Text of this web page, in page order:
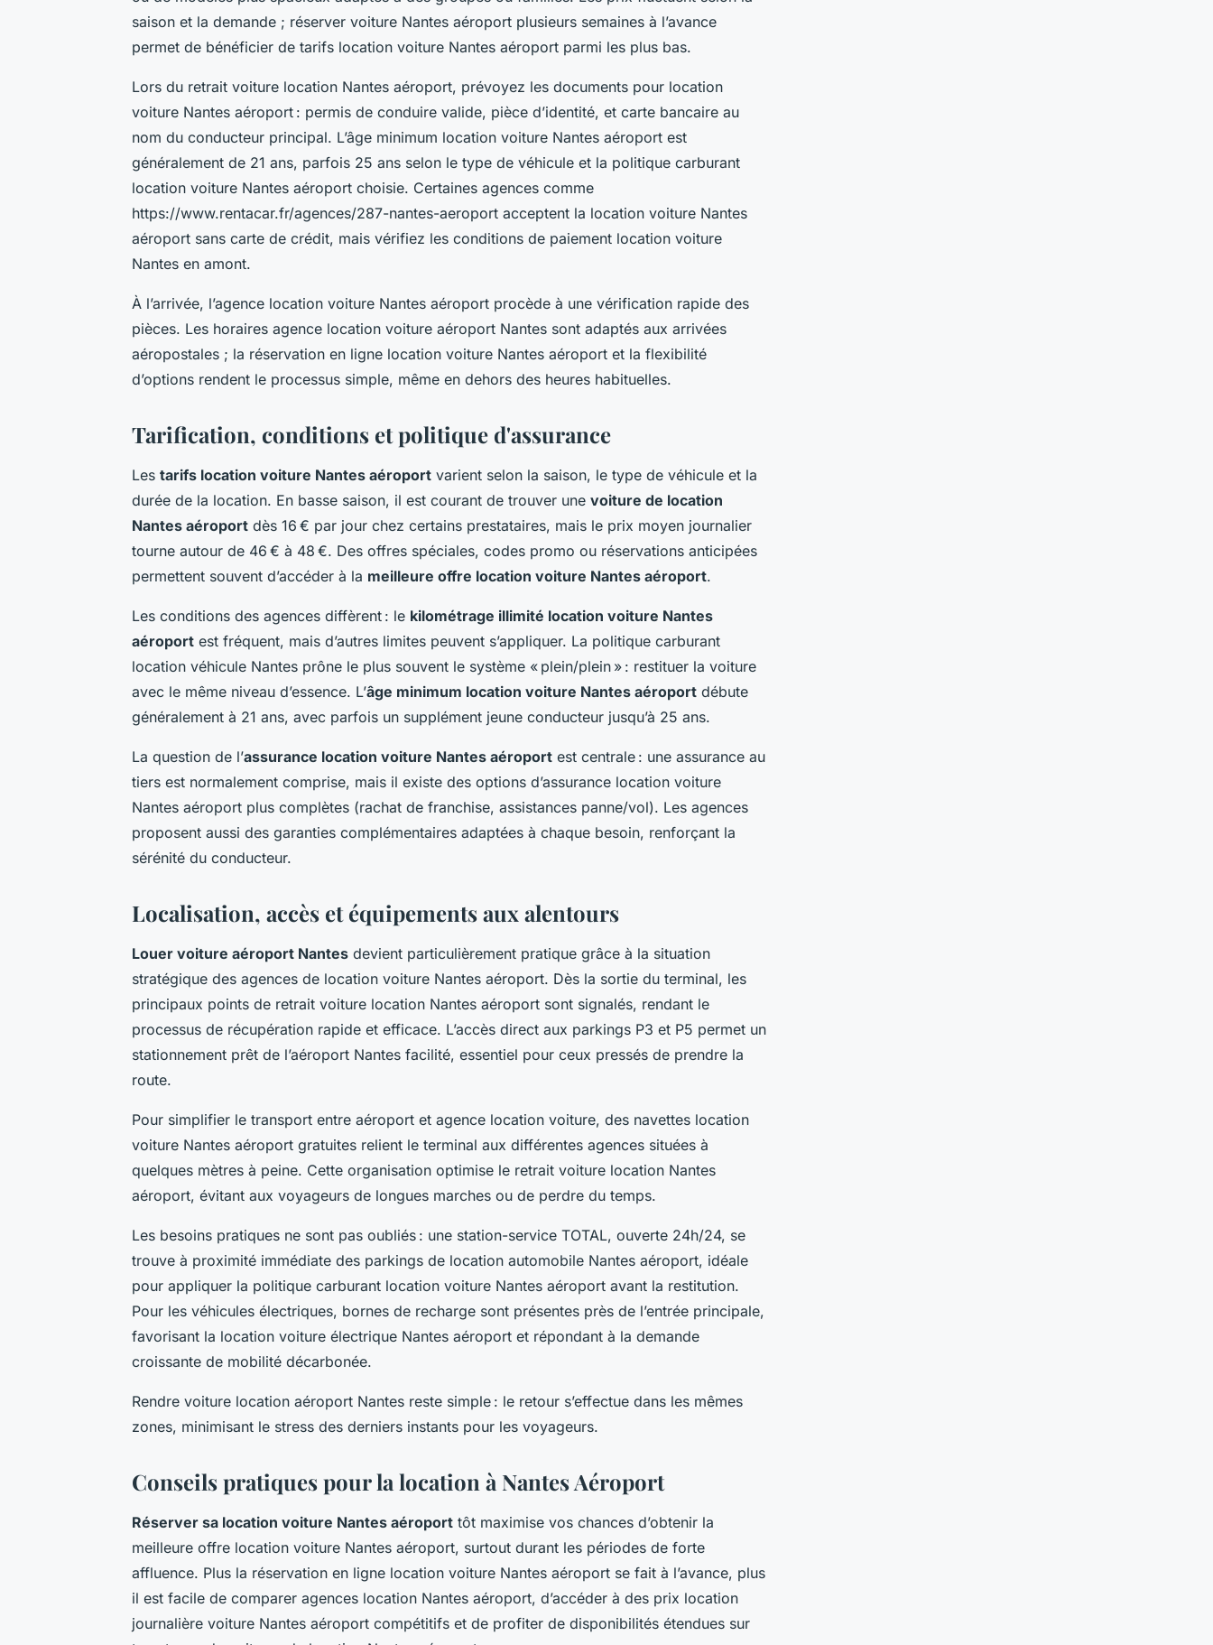
saison et la demande ; réserver voiture Nantes aéroport plusieurs semaines à l’avance
permet de bénéficier de tarifs location voiture Nantes aéroport parmi les plus bas.
Lors du retrait voiture location Nantes aéroport, prévoyez les documents pour location
voiture Nantes aéroport : permis de conduire valide, pièce d’identité, et carte bancaire au
nom du conducteur principal. L’âge minimum location voiture Nantes aéroport est
généralement de 21 ans, parfois 25 ans selon le type de véhicule et la politique carburant
location voiture Nantes aéroport choisie. Certaines agences comme
https://www.rentacar.fr/agences/287-nantes-aeroport acceptent la location voiture Nantes
aéroport sans carte de crédit, mais vérifiez les conditions de paiement location voiture
Nantes en amont.
À l’arrivée, l’agence location voiture Nantes aéroport procède à une vérification rapide des
pièces. Les horaires agence location voiture aéroport Nantes sont adaptés aux arrivées
aéropostales ; la réservation en ligne location voiture Nantes aéroport et la flexibilité
d’options rendent le processus simple, même en dehors des heures habituelles.
Tarification, conditions et politique d'assurance
Les tarifs location voiture Nantes aéroport varient selon la saison, le type de véhicule et la
durée de la location. En basse saison, il est courant de trouver une voiture de location
Nantes aéroport dès 16 € par jour chez certains prestataires, mais le prix moyen journalier
tourne autour de 46 € à 48 €. Des offres spéciales, codes promo ou réservations anticipées
permettent souvent d’accéder à la meilleure offre location voiture Nantes aéroport.
Les conditions des agences diffèrent : le kilométrage illimité location voiture Nantes
aéroport est fréquent, mais d’autres limites peuvent s’appliquer. La politique carburant
location véhicule Nantes prône le plus souvent le système « plein/plein » : restituer la voiture
avec le même niveau d’essence. L’âge minimum location voiture Nantes aéroport débute
généralement à 21 ans, avec parfois un supplément jeune conducteur jusqu’à 25 ans.
La question de l’assurance location voiture Nantes aéroport est centrale : une assurance au
tiers est normalement comprise, mais il existe des options d’assurance location voiture
Nantes aéroport plus complètes (rachat de franchise, assistances panne/vol). Les agences
proposent aussi des garanties complémentaires adaptées à chaque besoin, renforçant la
sérénité du conducteur.
Localisation, accès et équipements aux alentours
Louer voiture aéroport Nantes devient particulièrement pratique grâce à la situation
stratégique des agences de location voiture Nantes aéroport. Dès la sortie du terminal, les
principaux points de retrait voiture location Nantes aéroport sont signalés, rendant le
processus de récupération rapide et efficace. L’accès direct aux parkings P3 et P5 permet un
stationnement prêt de l’aéroport Nantes facilité, essentiel pour ceux pressés de prendre la
route.
Pour simplifier le transport entre aéroport et agence location voiture, des navettes location
voiture Nantes aéroport gratuites relient le terminal aux différentes agences situées à
quelques mètres à peine. Cette organisation optimise le retrait voiture location Nantes
aéroport, évitant aux voyageurs de longues marches ou de perdre du temps.
Les besoins pratiques ne sont pas oubliés : une station-service TOTAL, ouverte 24h/24, se
trouve à proximité immédiate des parkings de location automobile Nantes aéroport, idéale
pour appliquer la politique carburant location voiture Nantes aéroport avant la restitution.
Pour les véhicules électriques, bornes de recharge sont présentes près de l’entrée principale,
favorisant la location voiture électrique Nantes aéroport et répondant à la demande
croissante de mobilité décarbonée.
Rendre voiture location aéroport Nantes reste simple : le retour s’effectue dans les mêmes
zones, minimisant le stress des derniers instants pour les voyageurs.
Conseils pratiques pour la location à Nantes Aéroport
Réserver sa location voiture Nantes aéroport tôt maximise vos chances d’obtenir la
meilleure offre location voiture Nantes aéroport, surtout durant les périodes de forte
affluence. Plus la réservation en ligne location voiture Nantes aéroport se fait à l’avance, plus
il est facile de comparer agences location Nantes aéroport, d’accéder à des prix location
journalière voiture Nantes aéroport compétitifs et de profiter de disponibilités étendues sur